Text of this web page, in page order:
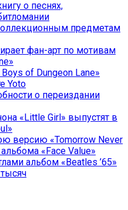
о песнях,
предметам
фан-арт по мотивам
of Dungeon Lane»
Yoto
о переиздании
«Little Girl» выпустят в
версию «Tomorrow Never
«Face Value»
альбом «Beatles ’65»